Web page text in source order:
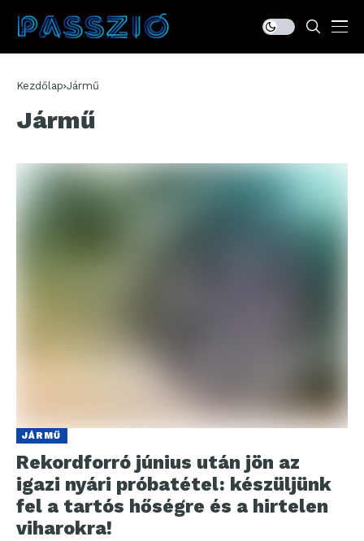
Kezdőlap Jármű
Jármű
JÁRMŰ
Rekordforró június után jön az
igazi nyári próbatétel: készüljünk
fel a tartós hőségre és a hirtelen
viharokra!